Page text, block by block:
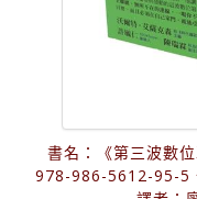
書名：《第三波數
978-986-5612-95-5